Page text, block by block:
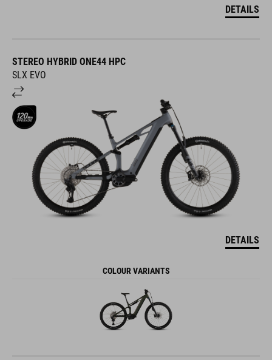
DETAILS
STEREO HYBRID ONE44 HPC
SLX EVO
DETAILS
COLOUR VARIANTS